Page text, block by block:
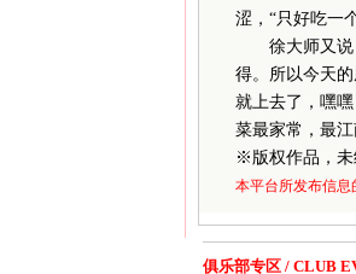
涩，“只好吃一
徐大师又说，
得。所以今天
就上去了，嘿
菜最家常，最
※ 版权作品，
本平台所发布信息
俱乐部专区 / CLUB